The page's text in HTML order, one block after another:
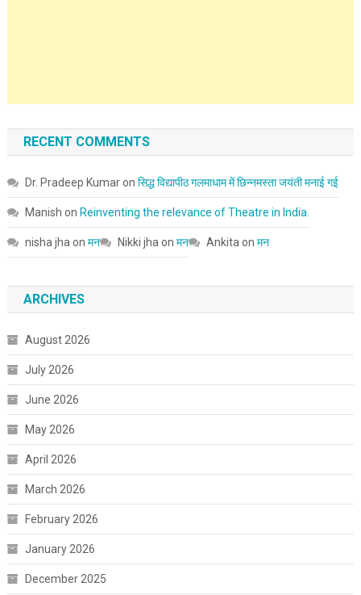
RECENT COMMENTS
Dr. Pradeep Kumaron सिद्ध विद्यापीठ गलमाधाम में छिन्नमस्ता जयंती मनाई गई
Manish on Reinventing the relevance of Theatre in India.
nisha jha on मन Nikki jha on मन Ankita on मन
ARCHIVES
August 2026
July 2026
June 2026
May 2026
April 2026
March 2026
February 2026
January 2026
December 2025